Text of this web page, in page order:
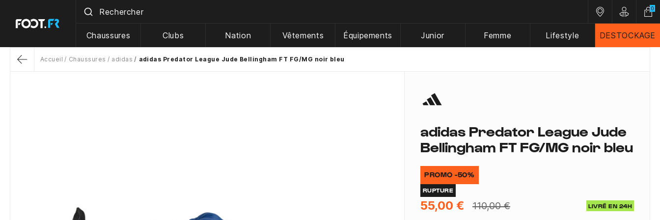
Nos magasins
Customer
0
Chaussures Clubs Nation Vêtements Équipements Junior Femme Lifestyle DESTOCKAGE
Accueil Chaussures adidas adidas Predator League Jude Bellingham FT FG/MG noir bleu
adidas Predator League Jude
Bellingham FT FG/MG noir bleu
PROMO -50%
RUPTURE
55,00 € 110,00 € LIVRÉ EN 24H